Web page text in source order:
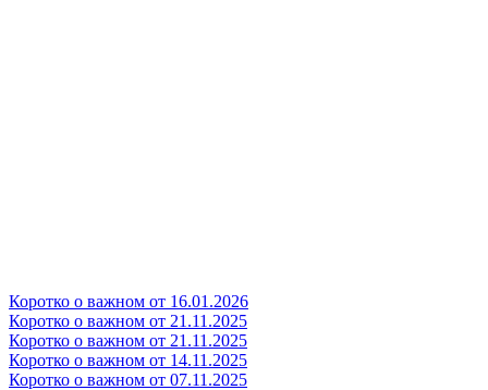
Коротко о важном от 16.01.2026
Коротко о важном от 21.11.2025
Коротко о важном от 21.11.2025
Коротко о важном от 14.11.2025
Коротко о важном от 07.11.2025